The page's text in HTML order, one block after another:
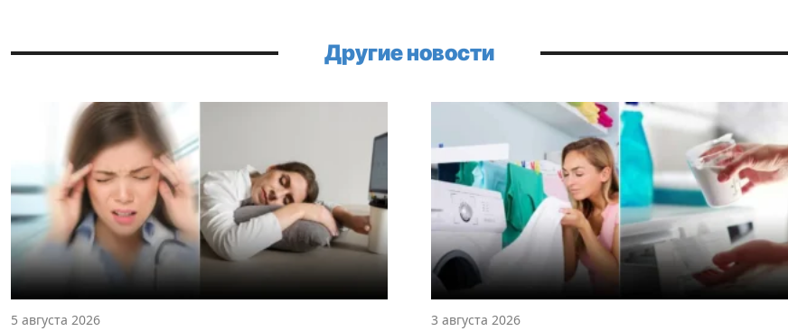
Другие новости
5 августа 2026 3 августа 2026